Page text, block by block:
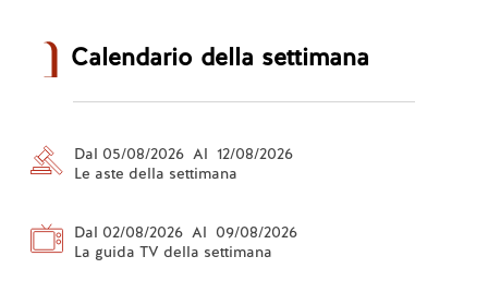
Calendario della settimana
Dal 05/08/2026 Al 12/08/2026
Le aste della settimana
Dal 02/08/2026 Al 09/08/2026
La guida TV della settimana